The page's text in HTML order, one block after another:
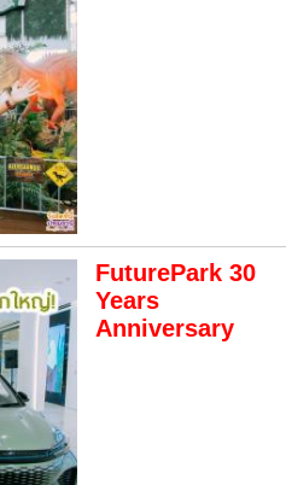
FuturePark 30
Years
Anniversary